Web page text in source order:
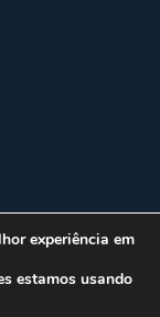
Edifício:
- Brasília/DF
experiência em
estamos usando